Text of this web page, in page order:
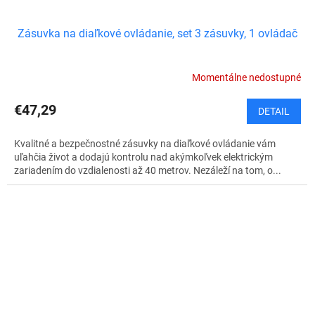
Zásuvka na diaľkové ovládanie, set 3 zásuvky, 1 ovládač
Momentálne nedostupné
€47,29 DETAIL
Kvalitné a bezpečnostné zásuvky na diaľkové ovládanie vám
uľahčia život a dodajú kontrolu nad akýmkoľvek elektrickým
zariadením do vzdialenosti až 40 metrov. Nezáleží na tom, o...